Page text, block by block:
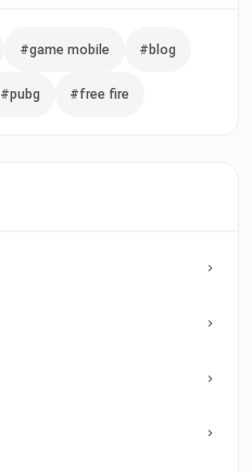
#game mobile #blog
#pubg #free fire